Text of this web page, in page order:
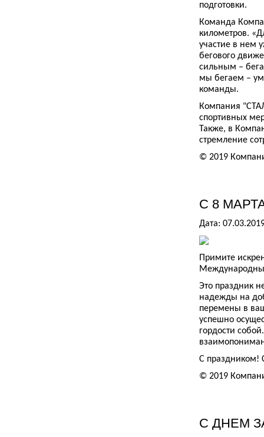
подготовки.
Команда
километров.
участие в нем
бегового
сильным –
мы бегаем –
команды.
Компания
спортивных
Также, в
стремление
© 2019
С 8
Дата:
Примите
Это праздник
надежды на
перемены в
успешно
гордости
С праздником!
© 2019
С ДНЕМ